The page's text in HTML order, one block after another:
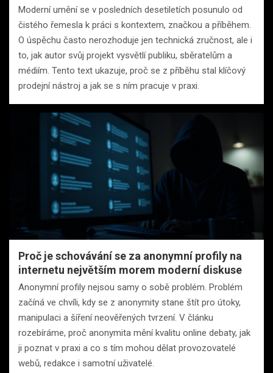
Moderní umění se v posledních desetiletích posunulo od
čistého řemesla k práci s kontextem, značkou a příběhem.
O úspěchu často nerozhoduje jen technická zručnost, ale i
to, jak autor svůj projekt vysvětlí publiku, sběratelům a
médiím. Tento text ukazuje, proč se z příběhu stal klíčový
prodejní nástroj a jak se s ním pracuje v praxi.
Proč je schovávání se za anonymní profily na
internetu největším morem moderní diskuse
Anonymní profily nejsou samy o sobě problém. Problém
začíná ve chvíli, kdy se z anonymity stane štít pro útoky,
manipulaci a šíření neověřených tvrzení. V článku
rozebíráme, proč anonymita mění kvalitu online debaty, jak
ji poznat v praxi a co s tím mohou dělat provozovatelé
webů, redakce i samotní uživatelé.